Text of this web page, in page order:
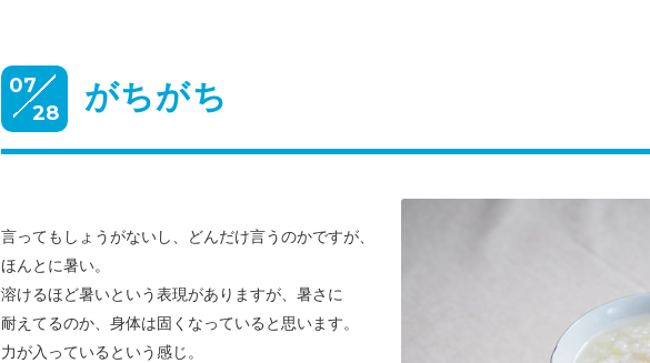
07
28
がちがち
言ってもしょうがないし、どんだけ言うのかですが、
ほんとに暑い。
溶けるほど暑いという表現がありますが、暑さに
耐えてるのか、身体は固くなっていると思います。
力が入っているという感じ。